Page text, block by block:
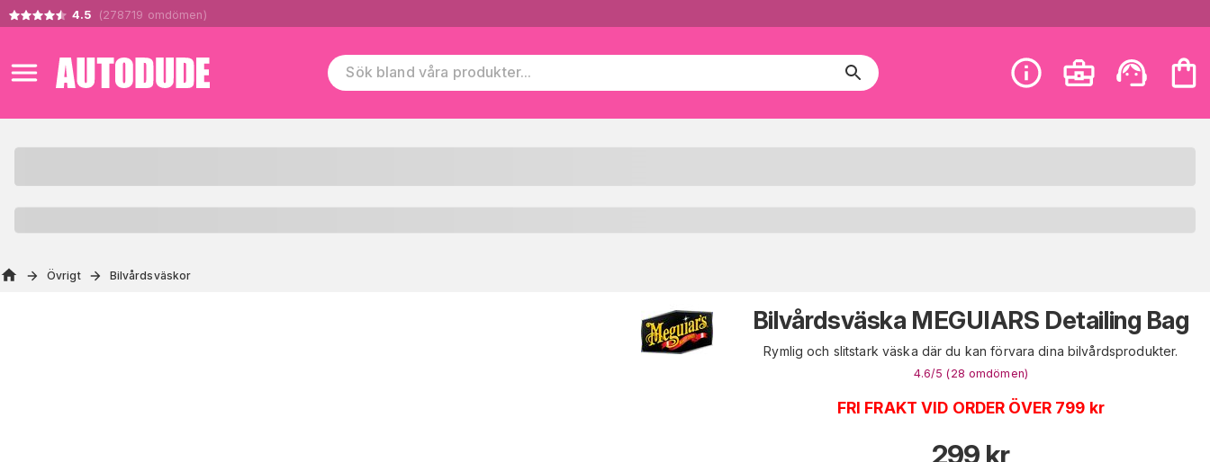
4.5 (278719 omdömen )
Övrigt Bilvårdsväskor
Bilvårdsväska MEGUIARS Detailing Bag
Rymlig och slitstark väska där du kan förvara dina bilvårdsprodukter.
4.6/5 (28 omdömen)
FRI FRAKT VID ORDER ÖVER 799 kr
299 kr